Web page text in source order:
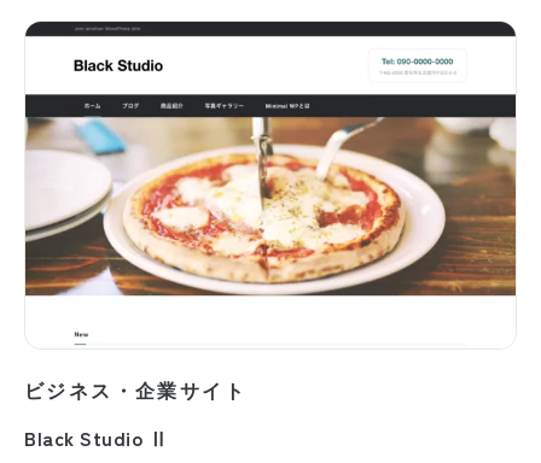
ビジネス・企業サイト
Black Studio Ⅱ